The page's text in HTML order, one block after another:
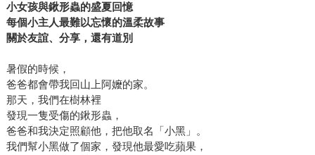
小女孩與鍬形蟲的盛夏回憶
每個小主人最難以忘懷的溫柔故事
關於友誼、分享，還有道別
暑假的時候，
爸爸都會帶我回山上阿嬤的家。
那天，我們在樹林裡
發現一隻受傷的鍬形蟲，
爸爸和我決定照顧他，把他取名「小黑」。
我們幫小黑做了個家，發現他最愛吃蘋果，